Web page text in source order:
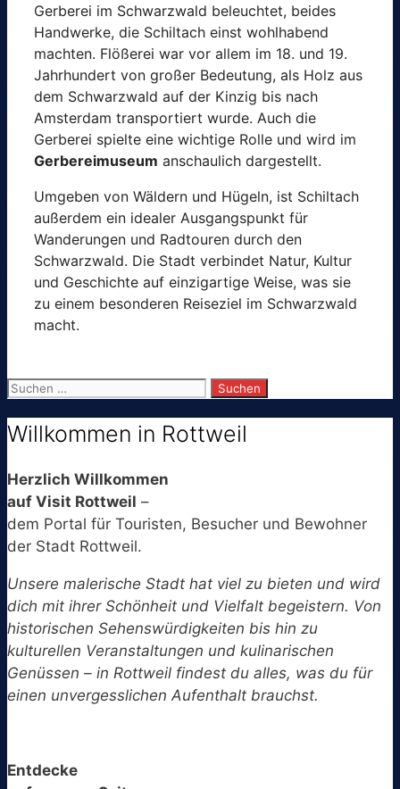
Gerberei im Schwarzwald beleuchtet, beides
Handwerke, die Schiltach einst wohlhabend
machten. Flößerei war vor allem im 18. und 19.
Jahrhundert von großer Bedeutung, als Holz aus
dem Schwarzwald auf der Kinzig bis nach
Amsterdam transportiert wurde. Auch die
Gerberei spielte eine wichtige Rolle und wird im
Gerbereimuseum anschaulich dargestellt.
Umgeben von Wäldern und Hügeln, ist Schiltach
außerdem ein idealer Ausgangspunkt für
Wanderungen und Radtouren durch den
Schwarzwald. Die Stadt verbindet Natur, Kultur
und Geschichte auf einzigartige Weise, was sie
zu einem besonderen Reiseziel im Schwarzwald
macht.
Suchen
Willkommen in Rottweil
Herzlich Willkommen
auf Visit Rottweil –
dem Portal für Touristen, Besucher und Bewohner
der Stadt Rottweil.
Unsere malerische Stadt hat viel zu bieten und wird
dich mit ihrer Schönheit und Vielfalt begeistern. Von
historischen Sehenswürdigkeiten bis hin zu
kulturellen Veranstaltungen und kulinarischen
Genüssen – in Rottweil findest du alles, was du für
einen unvergesslichen Aufenthalt brauchst.
Entdecke